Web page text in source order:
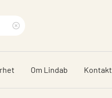
sökfras
Om Lindab Kontakt